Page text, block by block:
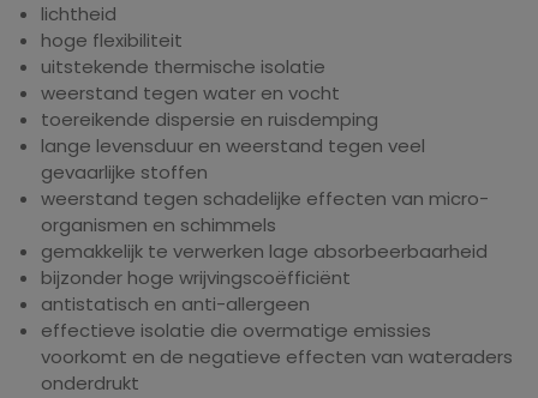
lichtheid
hoge flexibiliteit
uitstekende thermische isolatie
weerstand tegen water en vocht
toereikende dispersie en ruisdemping
lange levensduur en weerstand tegen veel
gevaarlijke stoffen
weerstand tegen schadelijke effecten van micro-
organismen en schimmels
gemakkelijk te verwerken lage absorbeerbaarheid
bijzonder hoge wrijvingscoëfficiënt
antistatisch en anti-allergeen
effectieve isolatie die overmatige emissies
voorkomt en de negatieve effecten van wateraders
onderdrukt